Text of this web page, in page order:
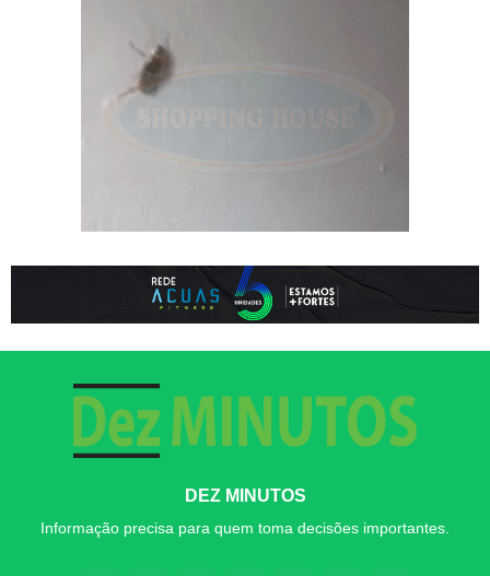
DEZ MINUTOS
Informação precisa para quem toma decisões importantes.